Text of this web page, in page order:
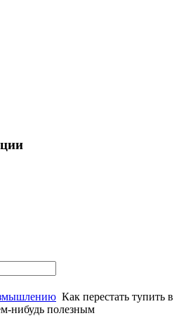
Как перестать тупить в
нибудь полезным